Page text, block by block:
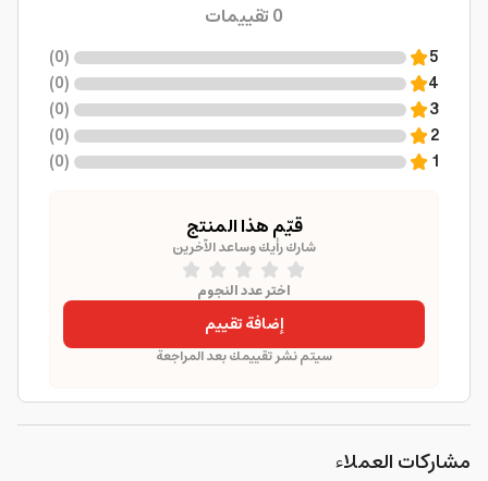
0تقييمات
5
(
0
)
4
(
0
)
3
(
0
)
2
(
0
)
1
(
0
)
قيّم هذا المنتج
شارك رأيك وساعد الآخرين
اختر عدد النجوم
إضافة تقييم
سيتم نشر تقييمك بعد المراجعة
مشاركات العملاء